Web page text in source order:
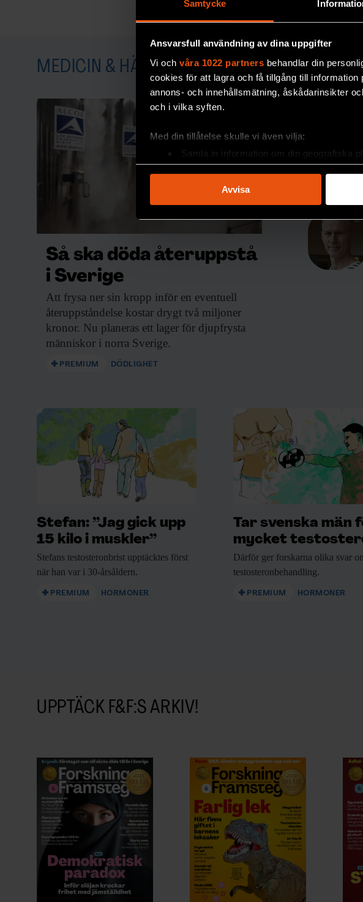
Samtycke
Ansvarsfull användning av dina uppgifter
Vi och våra 1022 partners behandlar din
cookies för att lagra och få tillgång till
annons- och innehållsmätning, åskådarinsikter
och i vilka syften.
Med din tillåtelse skulle vi även vilja:
Samla in information om din geografiska
Identifiera din enhet genom att aktivt
Ta reda på mer om hur dina personliga uppgifter
Vi använder enhetsidentifierare för att anpassa
sociala medier och analysera vår trafik. Vi
till de sociala medier och annons- och
med annan information som du har
Avvisa
MEDICIN & HÄLSA
Så ska döda återuppstå
i Sverige
Att frysa ner sin kropp inför en eventuell
återuppståndelse kostar drygt två miljoner
kronor. Nu planeras ett lager för djupfrysta
människor i norra Sverige.
PREMIUM DÖDLIGHET
2-
1”
Stefan: ”Jag gick upp
15 kilo i muskler”
Stefans testosteronbrist upptäcktes först
när han var i 30-årsåldern.
PREMIUM HORMONER
Tar svenska män
mycket
Därför ger forskarna olika svar
testosteronbehandling.
PREMIUM HORMONER
UPPTÄCK F&F:S ARKIV!